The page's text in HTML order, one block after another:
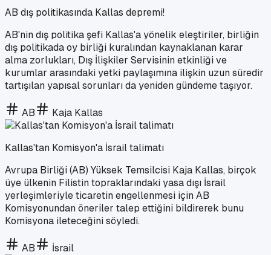
AB dış politikasında Kallas depremi!
AB'nin dış politika şefi Kallas'a yönelik eleştiriler, birliğin
dış politikada oy birliği kuralından kaynaklanan karar
alma zorlukları, Dış İlişkiler Servisinin etkinliği ve
kurumlar arasındaki yetki paylaşımına ilişkin uzun süredir
tartışılan yapısal sorunları da yeniden gündeme taşıyor.
AB Kaja Kallas
Kallas'tan Komisyon'a İsrail talimatı
Avrupa Birliği (AB) Yüksek Temsilcisi Kaja Kallas, birçok
üye ülkenin Filistin topraklarındaki yasa dışı İsrail
yerleşimleriyle ticaretin engellenmesi için AB
Komisyonundan öneriler talep ettiğini bildirerek bunu
Komisyona ileteceğini söyledi.
AB İsrail